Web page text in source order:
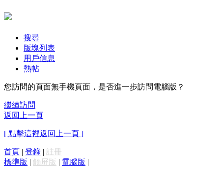
搜尋
版塊列表
用戶信息
熱帖
您訪問的頁面無手機頁面，是否進一步訪問電腦版？
繼續訪問
返回上一頁
[ 點擊這裡返回上一頁 ]
首頁 | 登錄 | 註冊
標準版 | 觸屏版 | 電腦版 |